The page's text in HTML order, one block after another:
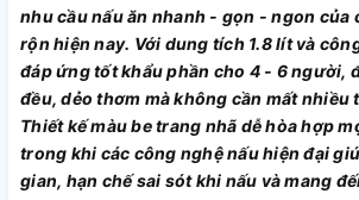
nhu cầu nấu ăn nhanh - gọn - ngon của
rộn hiện nay. Với dung tích 1.8 lít và
đáp ứng tốt khẩu phần cho 4 - 6 người,
đều, dẻo thơm mà không cần mất nhiều
Thiết kế màu be trang nhã dễ hòa hợp
trong khi các công nghệ nấu hiện đại
gian, hạn chế sai sót khi nấu và mang